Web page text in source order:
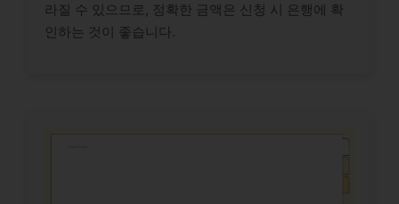
라질 수 있으므로, 정확한 금액은 신청 시 은행에 확
인하는 것이 좋습니다.